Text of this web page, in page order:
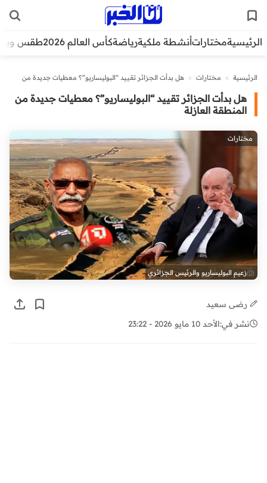
الرئيسيةمختاراتأنشطة ملكيةرياضةكأس العالم 2026 طقس
الرئيسية > مختارات > هل بدأت الجزائر تقييد “البوليساريو”؟ معطيات جديدة من
هل بدأت الجزائر تقييد “البوليساريو”؟ معطيات جديدة من
المنطقة العازلة
مختارات
زعيم البوليساريو والرئيس الجزائري
رضى سعيد
نشر في:الأحد 10 مايو 2026 - 23:22